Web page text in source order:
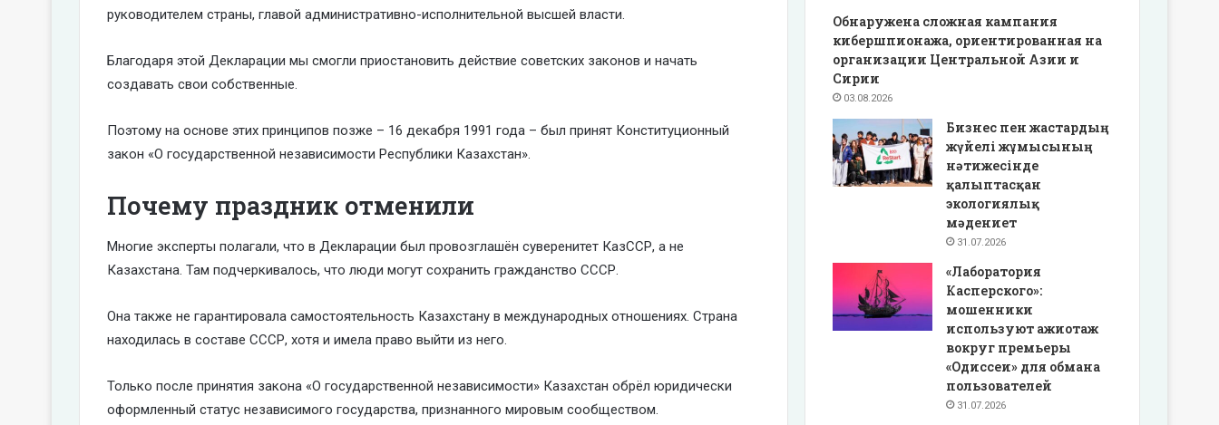
руководителем страны, главой административно-исполнительной высшей власти.
Благодаря этой Декларации мы смогли приостановить действие советских законов и начать
создавать свои собственные.
Поэтому на основе этих принципов позже – 16 декабря 1991 года – был принят Конституционный
закон «О государственной независимости Республики Казахстан».
Почему праздник отменили
Многие эксперты полагали, что в Декларации был провозглашён суверенитет КазССР, а не
Казахстана. Там подчеркивалось, что люди могут сохранить гражданство СССР.
Она также не гарантировала самостоятельность Казахстану в международных отношениях. Страна
находилась в составе СССР, хотя и имела право выйти из него.
Только после принятия закона «О государственной независимости» Казахстан обрёл юридически
оформленный статус независимого государства, признанного мировым сообществом.
Обнаружена сложная кампания
кибершпионажа, ориентированная на
организации Центральной Азии и
Сирии
03.08.2026
Бизнес пен жастардың
жүйелі жұмысының
нәтижесінде
қалыптасқан
экологиялық
мәдениет
31.07.2026
«Лаборатория
Касперского»:
мошенники
используют ажиотаж
вокруг премьеры
«Одиссеи» для обмана
пользователей
31.07.2026